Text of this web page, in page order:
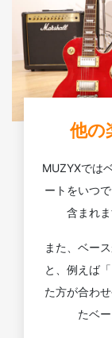
他の
MUZYXでは
ートをいつ
含まれ
また、ベー
と、例えば
た方が合わ
たベ